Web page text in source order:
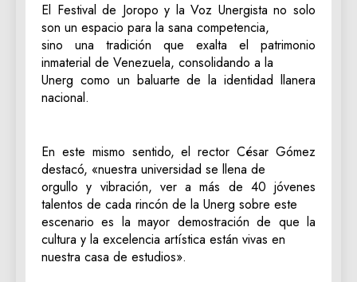
​El Festival de Joropo y la Voz Unergista no solo
son un espacio para la sana competencia,
sino una tradición que exalta el patrimonio
inmaterial de Venezuela, consolidando a la
Unerg como un baluarte de la identidad llanera
nacional.
En este mismo sentido, el rector César Gómez
destacó, «nuestra universidad se llena de
orgullo y vibración, ver a más de 40 jóvenes
talentos de cada rincón de la Unerg sobre este
escenario es la mayor demostración de que la
cultura y la excelencia artística están vivas en
nuestra casa de estudios».